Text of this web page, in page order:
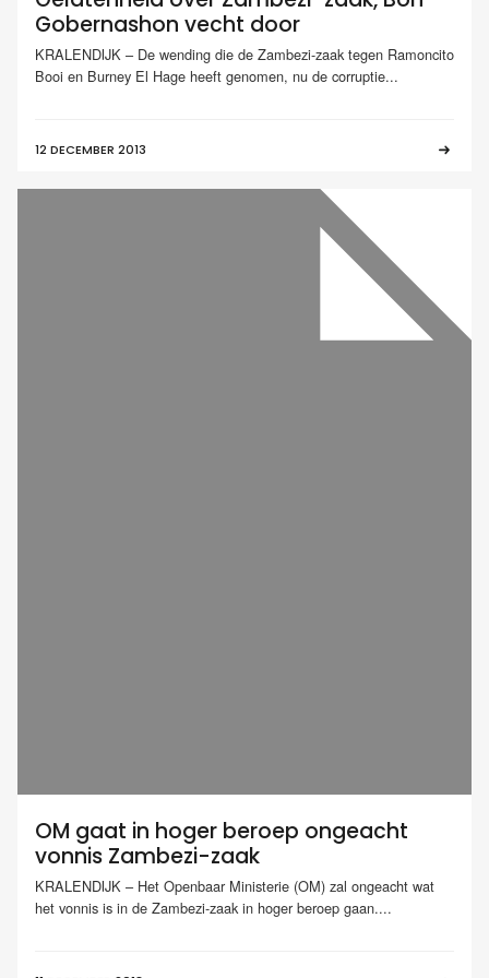
Gobernashon vecht door
KRALENDIJK – De wending die de Zambezi-zaak tegen Ramoncito
Booi en Burney El Hage heeft genomen, nu de corruptie...
12 DECEMBER 2013
OM gaat in hoger beroep ongeacht
vonnis Zambezi-zaak
KRALENDIJK – Het Openbaar Ministerie (OM) zal ongeacht wat
het vonnis is in de Zambezi-zaak in hoger beroep gaan....